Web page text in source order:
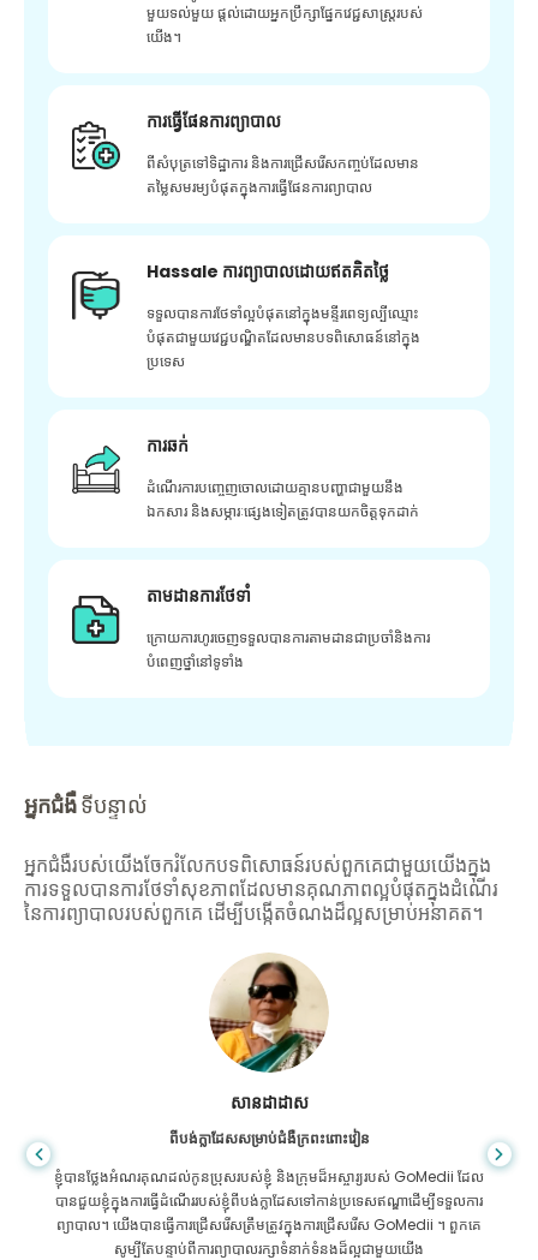
មួយទល់មួយ ផ្តល់ដោយអ្នកប្រឹក្សាផ្នែកវេជ្ជសាស្រ្តរបស់
យើង។
ការធ្វើផែនការព្យាបាល
ពីសំបុត្រទៅទិដ្ឋាការ និងការជ្រើសរើសកញ្ចប់ដែលមាន
តម្លៃសមរម្យបំផុតក្នុងការធ្វើផែនការព្យាបាល
Hassale ការព្យាបាលដោយឥតគិតថ្លៃ
ទទួលបានការថែទាំល្អបំផុតនៅក្នុងមន្ទីរពេទ្យល្បីឈ្មោះ
បំផុតជាមួយវេជ្ជបណ្ឌិតដែលមានបទពិសោធន៍នៅក្នុង
ប្រទេស
ការឆក់
ដំណើរការបញ្ចេញចោលដោយគ្មានបញ្ហាជាមួយនឹង
ឯកសារ និងសម្ភារៈផ្សេងទៀតត្រូវបានយកចិត្តទុកដាក់
តាមដានការថែទាំ
ក្រោយ​ការ​ហូរ​ចេញ​ទទួល​បាន​ការ​តាមដាន​ជា​ប្រចាំ​និង​ការ​
បំពេញ​ថ្នាំ​នៅ​ទូទាំង​
អ្នកជំងឺទីបន្ទាល់
អ្នកជំងឺរបស់យើងចែករំលែកបទពិសោធន៍របស់ពួកគេជាមួយយើងក្នុង
ការទទួលបានការថែទាំសុខភាពដែលមានគុណភាពល្អបំផុតក្នុងដំណើរ
នៃការព្យាបាលរបស់ពួកគេ ដើម្បីបង្កើតចំណងដ៏ល្អសម្រាប់អនាគត។
សានដាដាស
ពីបង់ក្លាដែសសម្រាប់ជំងឺក្រពះពោះវៀន
ខ្ញុំបានថ្លែងអំណរគុណដល់កូនប្រុសរបស់ខ្ញុំ និងក្រុមដ៏អស្ចារ្យរបស់ GoMedii ដែល
បានជួយខ្ញុំក្នុងការធ្វើដំណើររបស់ខ្ញុំពីបង់ក្លាដែសទៅកាន់ប្រទេសឥណ្ឌាដើម្បីទទួលការ
ព្យាបាល។ យើងបានធ្វើការជ្រើសរើសត្រឹមត្រូវក្នុងការជ្រើសរើស GoMedii ។ ពួកគេ
សូម្បីតែបន្ទាប់ពីការព្យាបាលរក្សាទំនាក់ទំនងដ៏ល្អជាមួយយើង